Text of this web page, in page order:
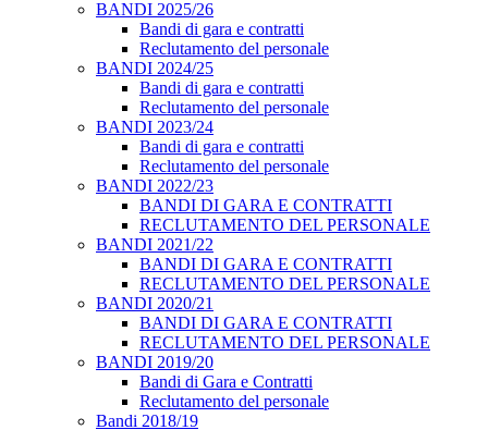
BANDI 2025/26
Bandi di gara e contratti
Reclutamento del personale
BANDI 2024/25
Bandi di gara e contratti
Reclutamento del personale
BANDI 2023/24
Bandi di gara e contratti
Reclutamento del personale
BANDI 2022/23
BANDI DI GARA E CONTRATTI
RECLUTAMENTO DEL PERSONALE
BANDI 2021/22
BANDI DI GARA E CONTRATTI
RECLUTAMENTO DEL PERSONALE
BANDI 2020/21
BANDI DI GARA E CONTRATTI
RECLUTAMENTO DEL PERSONALE
BANDI 2019/20
Bandi di Gara e Contratti
Reclutamento del personale
Bandi 2018/19